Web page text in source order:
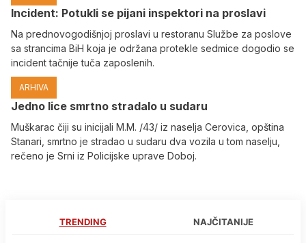
Incident: Potukli se pijani inspektori na proslavi
Na prednovogodišnjoj proslavi u restoranu Službe za poslove
sa strancima BiH koja je održana protekle sedmice dogodio se
incident tačnije tuča zaposlenih.
ARHIVA
Јedno lice smrtno stradalo u sudaru
Muškarac čiji su inicijali M.M. /43/ iz naselja Cerovica, opština
Stanari, smrtno je stradao u sudaru dva vozila u tom naselju,
rečeno je Srni iz Policijske uprave Doboj.
TRENDING NAJČITANIJE